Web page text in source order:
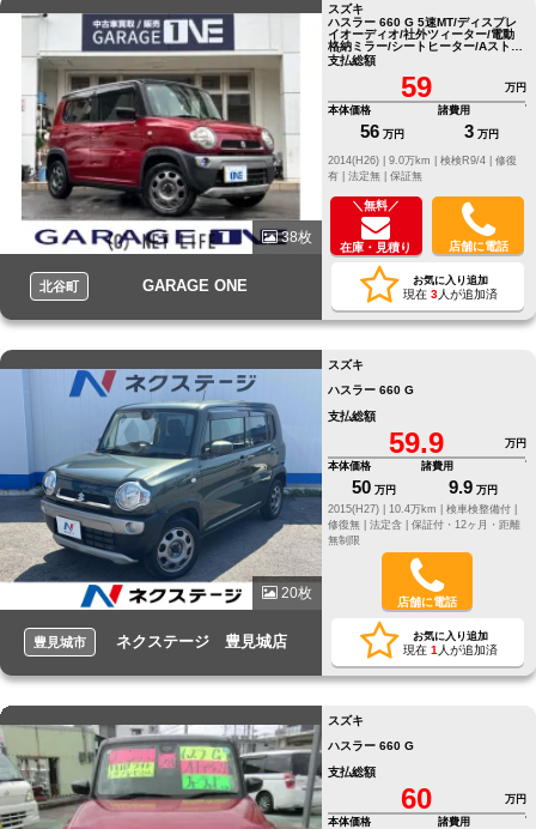
38枚
北谷町 GARAGE ONE
スズキ
ハスラー 660 G 5速MT/ディスプレ
イオーディオ/社外ツィーター/電動
格納ミラー/シートヒーター/Aストッ
プ
支払総額
59
万円
本体価格
56 万円
諸費用
3 万円
修復
有 | 法定無 | 保証無
＼無料／
在庫・見積り 店舗に電話
お気に入り追加
現在 3人が追加済
20枚
豊見城市 ネクステージ 豊見城店
スズキ
ハスラー 660 G
支払総額
59.9
万円
本体価格
50 万円
諸費用
9.9 万円
2015(H27) |
10.4万km |
検車検整備付 |
修復無 | 法定含 | 保証付・12ヶ月・距離
無制限
店舗に電話
お気に入り追加
現在 1 人が追加済
スズキ
ハスラー 660 G
支払総額
60
万円
本体価格
諸費用